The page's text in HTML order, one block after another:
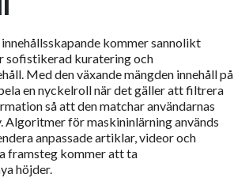
kommer sannolikt
sofistikerad kuratering och
Med den växande mängden innehåll på
en nyckelroll när det gäller att filtrera
så att den matchar användarnas
Algoritmer för maskininlärning används
anpassade artiklar, videor och
framsteg kommer att ta
höjder.